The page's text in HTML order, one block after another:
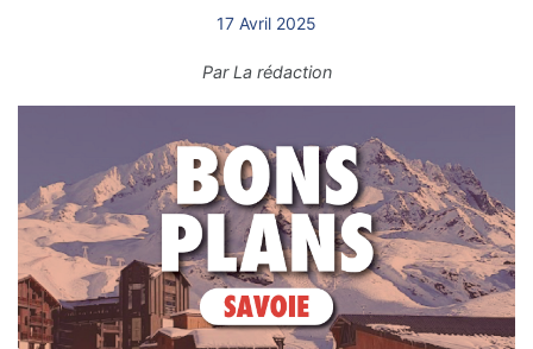
17 Avril 2025
ParLa rédaction